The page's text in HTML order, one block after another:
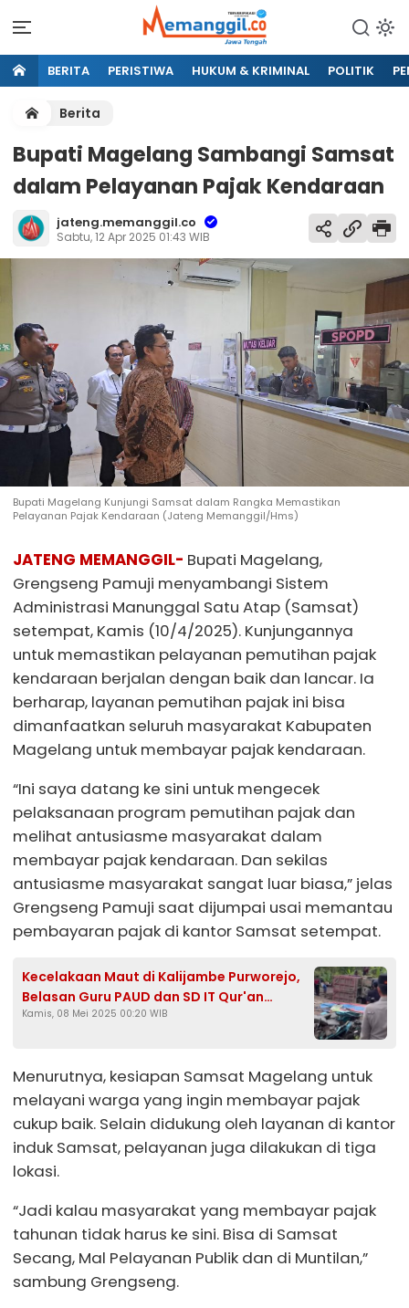
BERITA PERISTIWA HUKUM & KRIMINAL POLITIK
Berita
Bupati Magelang Sambangi Samsat
dalam Pelayanan Pajak Kendaraan
jateng.memanggil.co
Sabtu, 12 Apr 2025 01:43 WIB
Bupati Magelang Kunjungi Samsat dalam Rangka Memastikan
Pelayanan Pajak Kendaraan (Jateng Memanggil/Hms)
JATENG MEMANGGIL- Bupati Magelang,
Grengseng Pamuji menyambangi Sistem
Administrasi Manunggal Satu Atap (Samsat)
setempat, Kamis (10/4/2025). Kunjungannya
untuk memastikan pelayanan pemutihan pajak
kendaraan berjalan dengan baik dan lancar. Ia
berharap, layanan pemutihan pajak ini bisa
dimanfaatkan seluruh masyarakat Kabupaten
Magelang untuk membayar pajak kendaraan.
“Ini saya datang ke sini untuk mengecek
pelaksanaan program pemutihan pajak dan
melihat antusiasme masyarakat dalam
membayar pajak kendaraan. Dan sekilas
antusiasme masyarakat sangat luar biasa,” jelas
Grengseng Pamuji saat dijumpai usai memantau
pembayaran pajak di kantor Samsat setempat.
Kecelakaan Maut di Kalijambe Purworejo,
Belasan Guru PAUD dan SD IT Qur'an
Syafi'iyah Magelang Meninggal Dunia
Kamis, 08 Mei 2025 00:20 WIB
Menurutnya, kesiapan Samsat Magelang untuk
melayani warga yang ingin membayar pajak
cukup baik. Selain didukung oleh layanan di kantor
induk Samsat, pelayanan juga dilakukan di tiga
lokasi.
“Jadi kalau masyarakat yang membayar pajak
tahunan tidak harus ke sini. Bisa di Samsat
Secang, Mal Pelayanan Publik dan di Muntilan,”
sambung Grengseng.